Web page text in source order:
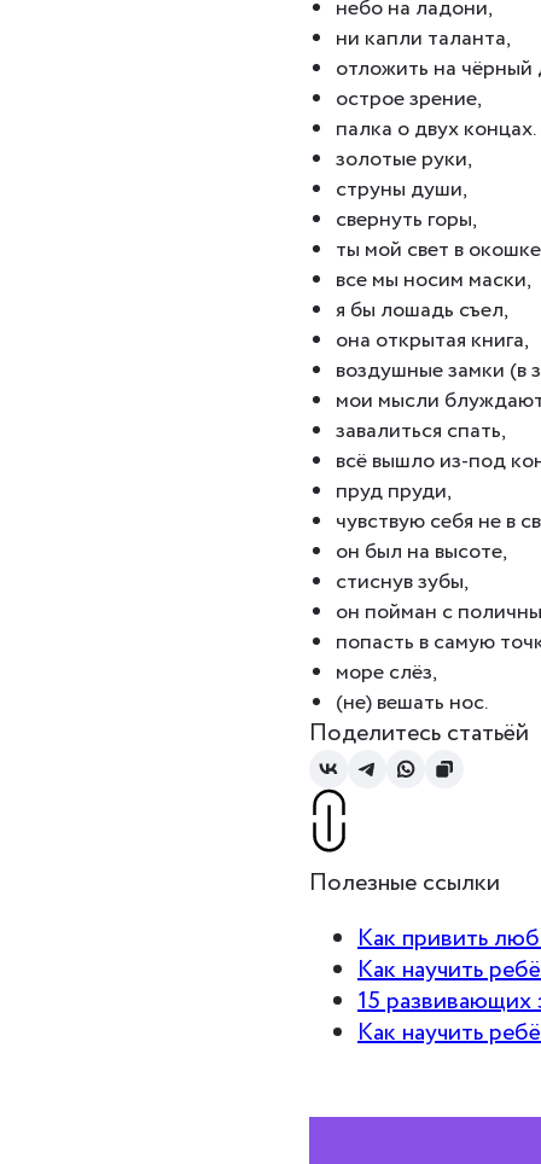
небо на ладони,
ни капли таланта,
отложить на чёрный
острое зрение,
палка о двух концах.
золотые руки,
струны души,
свернуть горы,
ты мой свет в
все мы носим маски,
я бы лошадь съел,
она открытая книга,
воздушные замки (в
мои мысли
завалиться спать,
всё вышло из-под
пруд пруди,
чувствую себя не в
он был на высоте,
стиснув зубы,
он пойман с
попасть в самую
море слёз,
(не) вешать нос.
Поделитесь статьёй
Полезные ссылки
Как привить
Как научить
15 развивающих
Как научить